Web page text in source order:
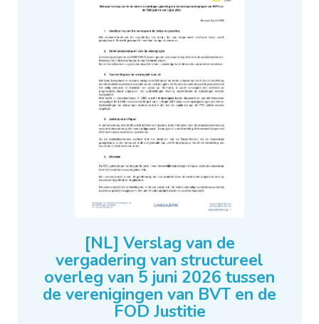
[NL] Verslag van de
vergadering van structureel
overleg van 5 juni 2026 tussen
de verenigingen van BVT en de
FOD Justitie